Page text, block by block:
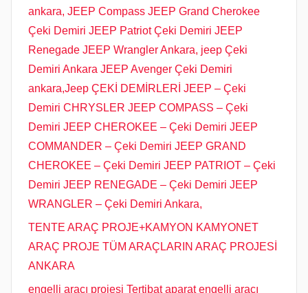
ankara, JEEP Compass JEEP Grand Cherokee
Çeki Demiri JEEP Patriot Çeki Demiri JEEP
Renegade JEEP Wrangler Ankara, jeep Çeki
Demiri Ankara JEEP Avenger Çeki Demiri
ankara,Jeep ÇEKİ DEMİRLERİ JEEP – Çeki
Demiri CHRYSLER JEEP COMPASS – Çeki
Demiri JEEP CHEROKEE – Çeki Demiri JEEP
COMMANDER – Çeki Demiri JEEP GRAND
CHEROKEE – Çeki Demiri JEEP PATRIOT – Çeki
Demiri JEEP RENEGADE – Çeki Demiri JEEP
WRANGLER – Çeki Demiri Ankara,
TENTE ARAÇ PROJE+KAMYON KAMYONET
ARAÇ PROJE TÜM ARAÇLARIN ARAÇ PROJESİ
ANKARA
engelli aracı projesi Tertibat aparat engelli aracı